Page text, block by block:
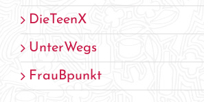
DieTeenX
UnterWegs
FrauBpunkt